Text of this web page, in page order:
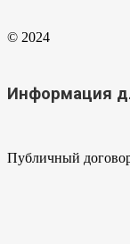
© 2024
Информация
Публичный